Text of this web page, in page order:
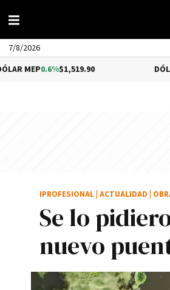
7/8/2026
$1,519.90 1.1%
Se lo
nuevo
IPROFESIONAL ACTUALIDAD